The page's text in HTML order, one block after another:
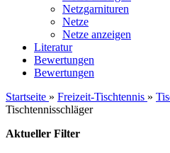
Netzgarnituren
Netze
Netze anzeigen
Literatur
Bewertungen
Bewertungen
Startseite » Freizeit-Tischtennis »
Tischtennisschläger
Aktueller Filter